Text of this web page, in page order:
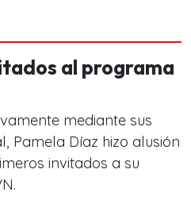
al programa
mediante sus
Pamela Díaz hizo alusión
invitados a su